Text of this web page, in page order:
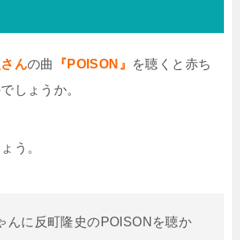
んの曲 『POISON』
を聴くと赤ち
しょうか。
う。
んに反町隆史のPOISONを聴か